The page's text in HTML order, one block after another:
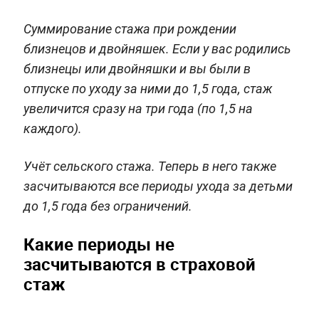
Суммирование стажа при рождении
близнецов и двойняшек. Если у вас родились
близнецы или двойняшки и вы были в
отпуске по уходу за ними до 1,5 года, стаж
увеличится сразу на три года (по 1,5 на
каждого).
Учёт сельского стажа. Теперь в него также
засчитываются все периоды ухода за детьми
до 1,5 года без ограничений.
Какие периоды не
засчитываются в страховой
стаж